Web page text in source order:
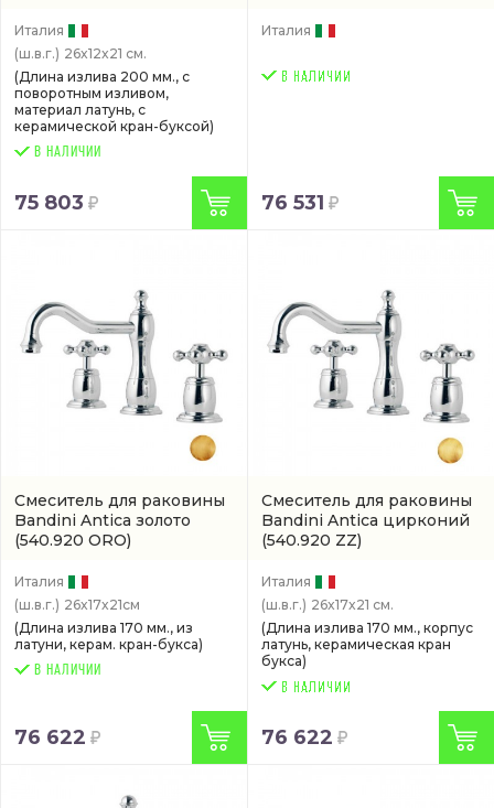
Италия
(ш.в.г.) 26x12x21 см.
(Длина излива 200 мм., с
поворотным изливом,
материал латунь, с
керамической кран-буксой)
В НАЛИЧИИ
75 803
Италия
76 531
Смеситель для раковины
Bandini Antica золото
(540.920 ORO)
Италия
(ш.в.г.) 26x17x21см
(Длина излива 170 мм., из
латуни, керам. кран-букса)
В НАЛИЧИИ
76 622
Смеситель для раковины
Bandini Antica цирконий
(540.920 ZZ)
Италия
(ш.в.г.) 26x17x21 см.
(Длина излива 170 мм., корпус
латунь, керамическая кран
букса)
76 622